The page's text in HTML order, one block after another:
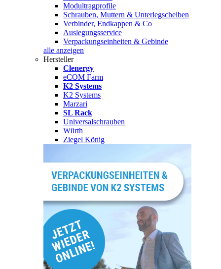
Modultragprofile
Schrauben, Muttern & Unterlegscheiben
Verbinder, Endkappen & Co
Auslegungsservice
Verpackungseinheiten & Gebinde
alle anzeigen
Hersteller
Clenergy
eCOM Farm
K2 Systems
K2 Systems
Marzari
SL Rack
Universalschrauben
Würth
Ziegel König